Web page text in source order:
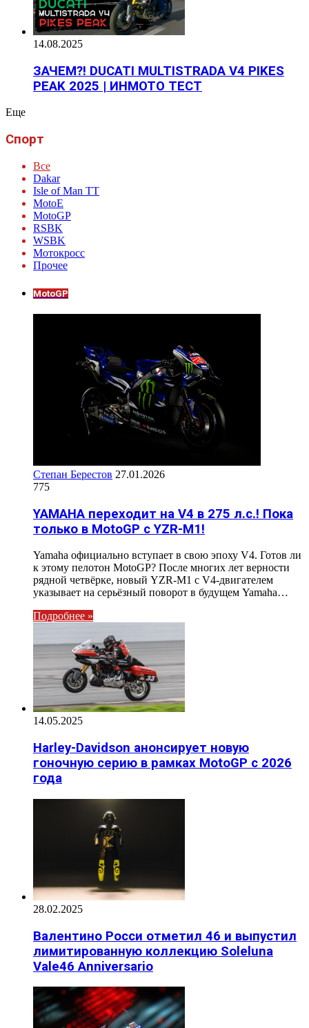
14.08.2025
ЗАЧЕМ?! DUCATI MULTISTRADA V4 PIKES
PEAK 2025 | ИНМОТО ТЕСТ
Eще
Спорт
Все
Dakar
Isle of Man TT
MotoE
MotoGP
RSBK
WSBK
Мотокросс
Прочее
MotoGP
Степан Берестов 27.01.2026
775
YAMAHA переходит на V4 в 275 л.с.! Пока
только в MotoGP c YZR-M1!
Yamaha официально вступает в свою эпоху V4. Готов ли
к этому пелотон MotoGP? После многих лет верности
рядной четвёрке, новый YZR-M1 с V4-двигателем
указывает на серьёзный поворот в будущем Yamaha…
Подробнее »
14.05.2025
Harley-Davidson анонсирует новую
гоночную серию в рамках MotoGP с 2026
года
28.02.2025
Валентино Росси отметил 46 и выпустил
лимитированную коллекцию Soleluna
Vale46 Anniversario